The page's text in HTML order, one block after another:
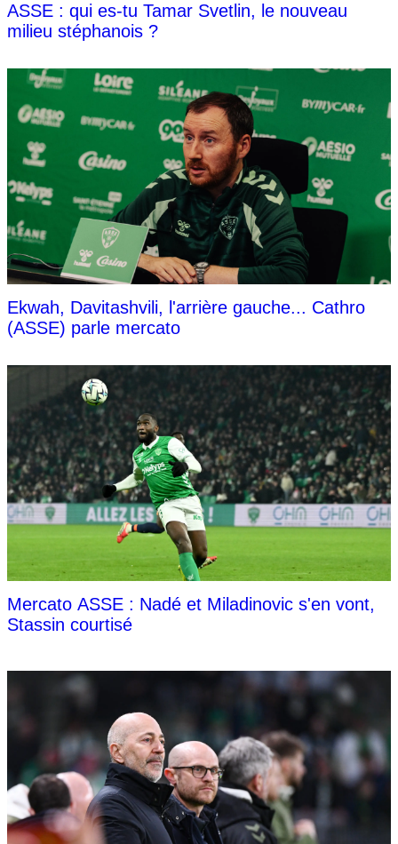
ASSE : qui es-tu Tamar Svetlin, le nouveau
milieu stéphanois ?
Ekwah, Davitashvili, l'arrière gauche... Cathro
(ASSE) parle mercato
Mercato ASSE : Nadé et Miladinovic s'en vont,
Stassin courtisé